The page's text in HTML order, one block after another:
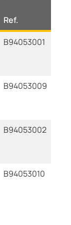
Ref.
B94053001
B94053009
B94053002
B94053010